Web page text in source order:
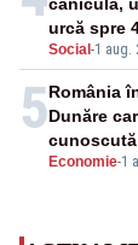
Social -1 aug.
urcă spre
5
Economie-1
România
Dunăre
cunoscută